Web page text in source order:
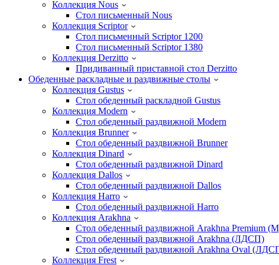
Коллекция Nous
Стол письменный Nous
Коллекция Scriptor
Стол письменный Scriptor 1200
Стол письменный Scriptor 1380
Коллекция Derzitto
Придиванный приставной стол Derzitto
Обеденные раскладные и раздвижные столы
Коллекция Gustus
Стол обеденный раскладной Gustus
Коллекция Modern
Стол обеденный раздвижной Modern
Коллекция Brunner
Стол обеденный раздвижной Brunner
Коллекция Dinard
Стол обеденный раздвижной Dinard
Коллекция Dallos
Стол обеденный раздвижной Dallos
Коллекция Harro
Стол обеденный раздвижной Harro
Коллекция Arakhna
Стол обеденный раздвижной Arakhna Premium
Стол обеденный раздвижной Arakhna (ЛДСП)
Стол обеденный раздвижной Arakhna Oval
Коллекция Frest